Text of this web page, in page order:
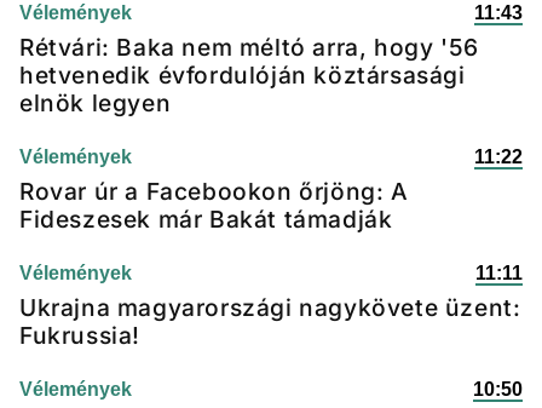
Vélemények 11:43
Rétvári: Baka nem méltó arra, hogy '56
hetvenedik évfordulóján köztársasági
elnök legyen
Vélemények 11:22
Rovar úr a Facebookon őrjöng: A
Fideszesek már Bakát támadják
Vélemények 11:11
Ukrajna magyarországi nagykövete üzent:
Fukrussia!
Vélemények 10:50